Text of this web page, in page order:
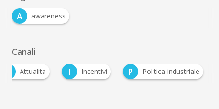
A
awareness
Canali
Attualità I Incentivi P Politica industriale